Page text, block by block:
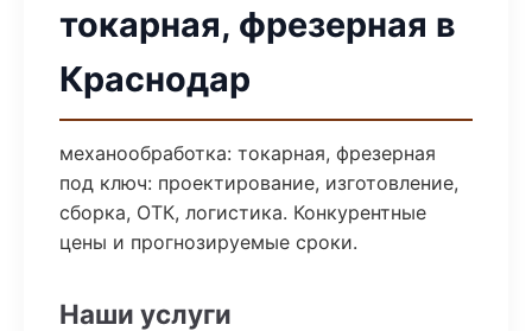
токарная, фрезерная в
Краснодар
механообработка: токарная, фрезерная
под ключ: проектирование, изготовление,
сборка, ОТК, логистика. Конкурентные
цены и прогнозируемые сроки.
Наши услуги